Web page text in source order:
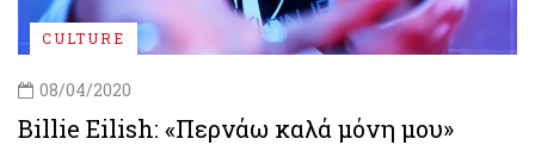
CULTURE
08/04/2020
Billie Eilish: «Περνάω καλά μόνη μου»